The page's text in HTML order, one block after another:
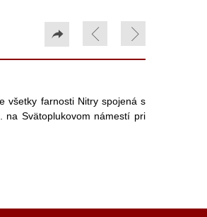
všetky farnosti Nitry spojená s
na Svätoplukovom námestí pri